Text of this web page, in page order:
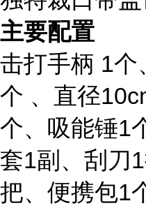
主要配置
击打手柄 1个
个 、直径
个、吸能锤1
套1副、刮刀
把、便携包1